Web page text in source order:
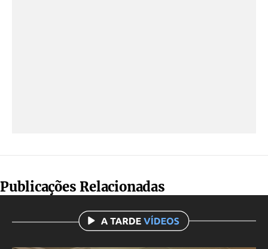
Publicações Relacionadas